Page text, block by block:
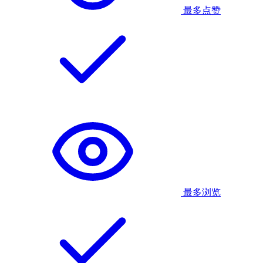
最多点赞
最多浏览